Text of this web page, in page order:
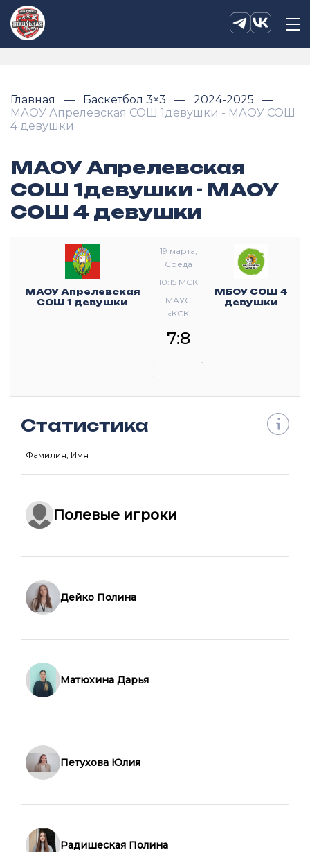
Главная Баскетбол 3×3
2024-2025
МАОУ Апрелевская СОШ 1девушки - МАОУ СОШ
4 девушки
МАОУ Апрелевская
СОШ 1девушки - МАОУ
СОШ 4 девушки
МАОУ Апрелевская
СОШ 1 девушки
19 марта,
Среда
10:15 МСК
МАУС
«КСК
7:8
:
:
:
МБОУ СОШ 4
девушки
Статистика
Фамилия, Имя
Полевые игроки
Дейко Полина
Матюхина Дарья
Петухова Юлия
Радишеская Полина